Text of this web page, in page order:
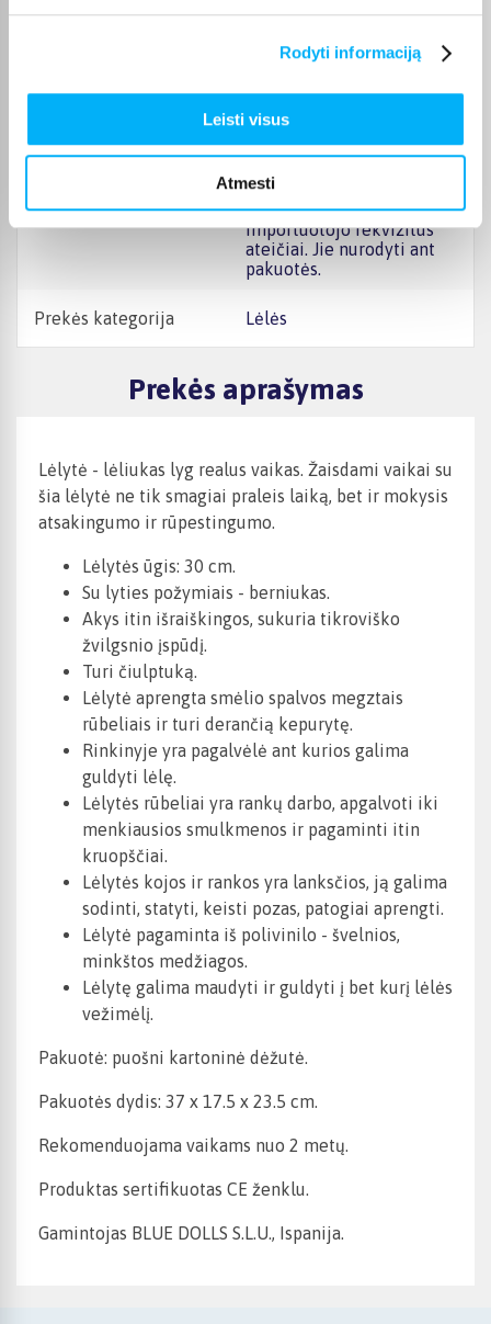
Rodyti informaciją
Leisti visus
Atmesti
Prekė yra sertifikuota ir
atitinka Europos Sąjungos
žymą rasite ant pakuotės.
Išsaugokite gamintojo ir
importuotojo rekvizitus
ateičiai. Jie nurodyti ant
pakuotės.
Prekės kategorija Lėlės
Prekės aprašymas
Lėlytė - lėliukas lyg realus vaikas. Žaisdami vaikai su
šia lėlytė ne tik smagiai praleis laiką, bet ir mokysis
atsakingumo ir rūpestingumo.
Lėlytės ūgis: 30 cm.
Su lyties požymiais - berniukas.
Akys itin išraiškingos, sukuria tikroviško
žvilgsnio įspūdį.
Turi čiulptuką.
Lėlytė aprengta smėlio spalvos megztais
rūbeliais ir turi derančią kepurytę.
Rinkinyje yra pagalvėlė ant kurios galima
guldyti lėlę.
Lėlytės rūbeliai yra rankų darbo, apgalvoti iki
menkiausios smulkmenos ir pagaminti itin
kruopščiai.
Lėlytės kojos ir rankos yra lanksčios, ją galima
sodinti, statyti, keisti pozas, patogiai aprengti.
Lėlytė pagaminta iš polivinilo - švelnios,
minkštos medžiagos.
Lėlytę galima maudyti ir guldyti į bet kurį lėlės
vežimėlį.
Pakuotė: puošni kartoninė dėžutė.
Pakuotės dydis: 37 x 17.5 x 23.5 cm.
Rekomenduojama vaikams nuo 2 metų.
Produktas sertifikuotas CE ženklu.
Gamintojas BLUE DOLLS S.L.U., Ispanija.